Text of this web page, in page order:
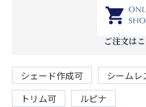
ご注文は
シェード作成可 シームレ
トリム可
ルピナ